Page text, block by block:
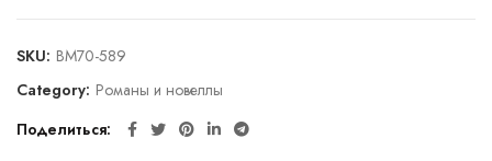
SKU: BM70-589
Category: Романы и новеллы
Поделиться